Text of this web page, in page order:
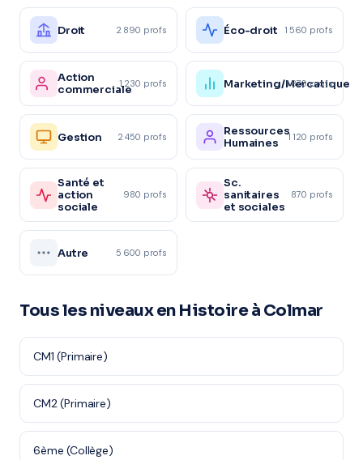
Droit 2 890 profs Éco-droit 1 560 profs
Action
commerciale1 230 profs Marketing/Mercatique
1 870 profs
Gestion 2 450 profs
Ressources
Humaines
1 120 profs
Santé et
action
sociale
980 profs
Sc.
sanitaires
et sociales
870 profs
Autre 5 600 profs
Tous les niveaux en Histoire à Colmar
CM1 (Primaire)
CM2 (Primaire)
6ème (Collège)